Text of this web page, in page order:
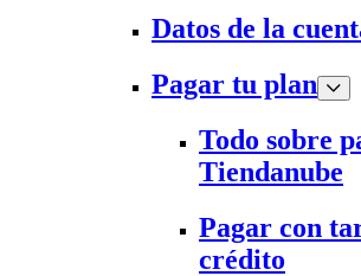
Datos de la
Pagar tu plan
Todo sobre
Tiendanube
Pagar con
crédito